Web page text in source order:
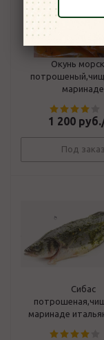
Окунь
маринаде
1 200 руб.
Под заказ
Сибас
маринаде